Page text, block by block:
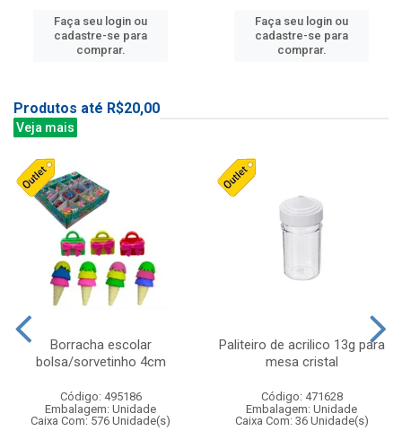
Faça seu login ou
cadastre-se para
comprar.
Faça seu login ou
cadastre-se para
comprar.
Produtos até R$20,00
Veja mais
Borracha escolar
bolsa/sorvetinho 4cm
Código: 495186
Embalagem: Unidade
Caixa Com: 576 Unidade(s)
Paliteiro de acrilico 13g para
mesa cristal
Código: 471628
Embalagem: Unidade
Caixa Com: 36 Unidade(s)